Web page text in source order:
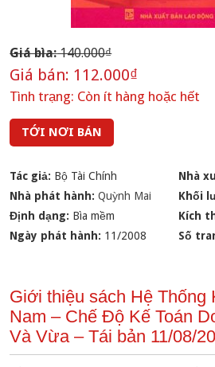
Giá bìa:140.000₫
Giá bán: 112.000₫
Tình trạng: Còn ít hàng hoặc hết
TỚI NƠI BÁN
Tác giả: Bộ Tài Chính Nhà
Nhà phát hành:Quỳnh Mai Khối
Định dạng: Bìa mềm Kích
Ngày phát hành: 11/2008 Số
Giới thiệu sách Hệ Thống
Nam – Chế Độ Kế Toán
Và Vừa – Tái bản 11/08/